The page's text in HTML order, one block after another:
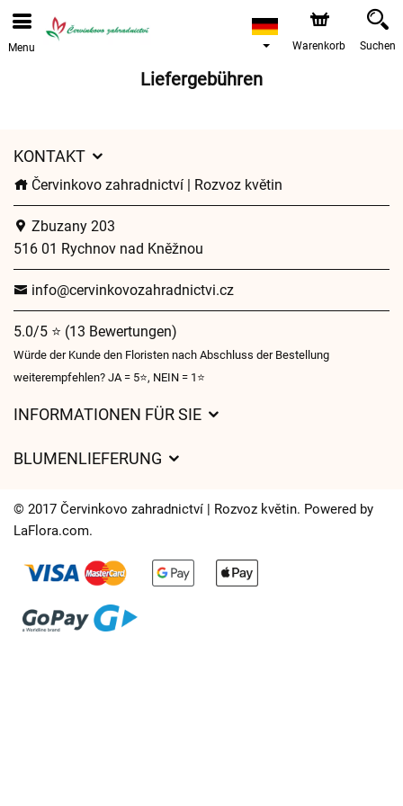
Bestellungen über unseren Onlineshop nehmen wir gerne
entgegen. Der frühestmögliche Liefertermin ist ab dem
12.08.2026 aufgrund von Betriebsurlaub.
Menu Warenkorb Suchen
Liefergebühren
KONTAKT
Červinkovo zahradnictví | Rozvoz květin
Zbuzany 203
516 01 Rychnov nad Kněžnou
info@cervinkovozahradnictvi.cz
5.0/5 ⭐ (13 Bewertungen)
Würde der Kunde den Floristen nach Abschluss der Bestellung
weiterempfehlen? JA = 5⭐, NEIN = 1⭐
INFORMATIONEN FÜR SIE
Lieferzeiten für Blumen – Übersicht der Möglichkeiten
BLUMENLIEFERUNG
Wohin wir Blumen liefern
Kontakt
© 2017 Červinkovo zahradnictví | Rozvoz květin. Powered by
LaFlora.com.